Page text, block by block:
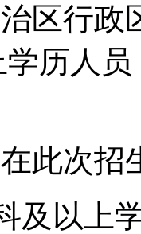
区行
学历人
此次招
及以上